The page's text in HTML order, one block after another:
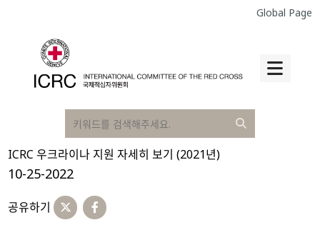
Global Page
ICRC 우크라이나 지원 자세히 보기 (2021년)
10-25-2022
공유하기